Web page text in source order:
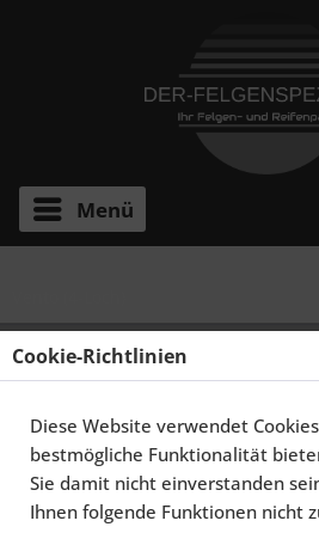
Menü
SCHMIDT FELGEN 14 ZOLL TH-
TYP 1HX0, POLIERT
Cookie-Richtlinien
Diese Website verwendet
bestmögliche Funktionalität
Sie damit nicht einverstanden
Ihnen folgende Funktionen nicht